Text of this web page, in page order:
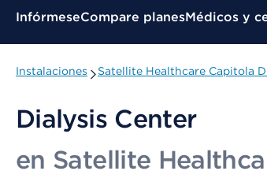
Menú contextual
InfórmeseCompare planesMédicos y
Instalaciones Satellite Healthcare Capitola
Dialysis Center
en Satellite